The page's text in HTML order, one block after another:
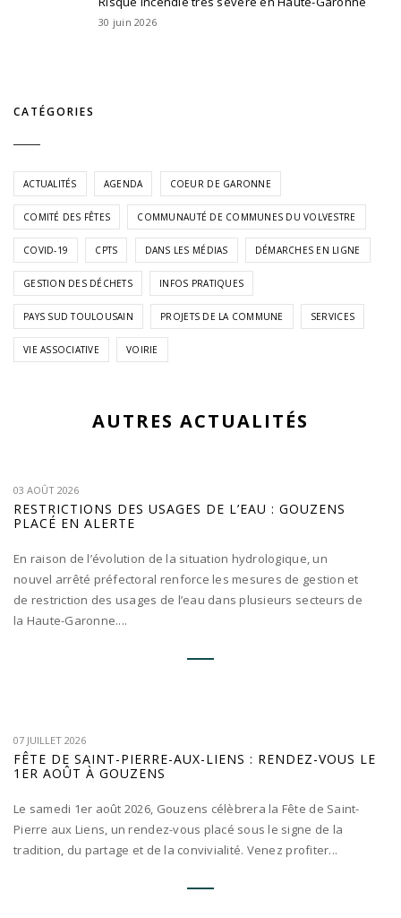
30 juin 2026
CATÉGORIES
ACTUALITÉS AGENDA COEUR DE GARONNE
COMITÉ DES FÊTES COMMUNAUTÉ DE COMMUNES DU VOLVESTRE
COVID-19 CPTS DANS LES MÉDIAS DÉMARCHES EN LIGNE
GESTION DES DÉCHETS INFOS PRATIQUES
PAYS SUD TOULOUSAIN PROJETS DE LA COMMUNE SERVICES
VIE ASSOCIATIVE VOIRIE
AUTRES ACTUALITÉS
03 AOÛT 2026
RESTRICTIONS DES USAGES DE L’EAU : GOUZENS
PLACÉ EN ALERTE
En raison de l’évolution de la situation hydrologique, un
nouvel arrêté préfectoral renforce les mesures de gestion et
de restriction des usages de l’eau dans plusieurs secteurs de
la Haute-Garonne....
07 JUILLET 2026
FÊTE DE SAINT-PIERRE-AUX-LIENS : RENDEZ-VOUS LE
1ER AOÛT À GOUZENS
Le samedi 1er août 2026, Gouzens célèbrera la Fête de Saint-
Pierre aux Liens, un rendez-vous placé sous le signe de la
tradition, du partage et de la convivialité. Venez profiter...